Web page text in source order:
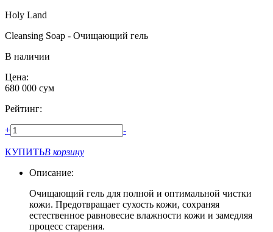
Holy Land
Cleansing Soap - Очищающий гель
В наличии
Цена:
680 000 сум
Рейтинг:
+ -
КУПИТЬВ корзину
Описание:
Очищающий гель для полной и оптимальной чистки
кожи. Предотвращает сухость кожи, сохраняя
естественное равновесие влажности кожи и замедляя
процесс старения.